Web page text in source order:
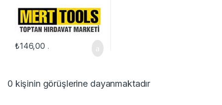
₺146,00 .
0 kişinin görüşlerine dayanmaktadır